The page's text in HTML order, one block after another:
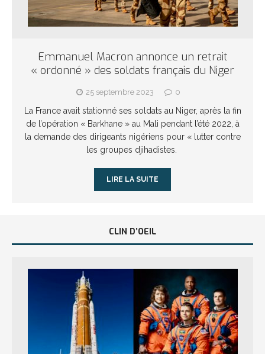
Emmanuel Macron annonce un retrait
« ordonné » des soldats français du Niger
25 septembre 2023 0
La France avait stationné ses soldats au Niger, après la fin
de l’opération « Barkhane » au Mali pendant l’été 2022, à
la demande des dirigeants nigériens pour « lutter contre
les groupes djihadistes.
LIRE LA SUITE
CLIN D’OEIL